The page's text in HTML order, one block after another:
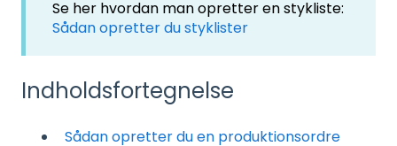
Se her hvordan man opretter en stykliste:
Sådan opretter du styklister
Indholdsfortegnelse
Sådan opretter du en produktionsordre